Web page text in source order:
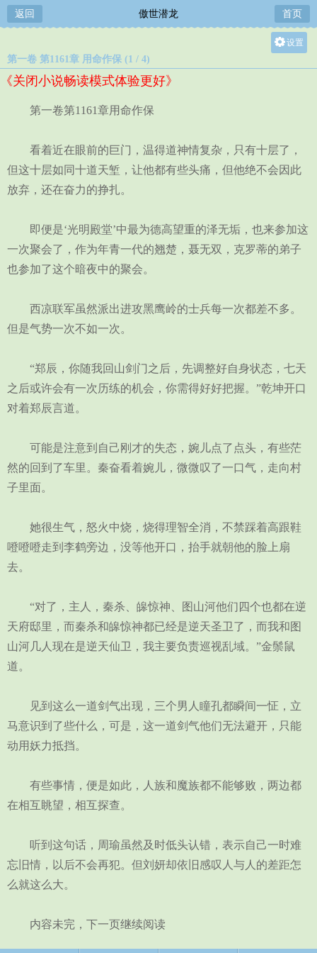
返回 傲世潜龙 首页
设置
第一卷 第1161章 用命作保 (1 / 4)
《关闭小说畅读模式体验更好》
第一卷第1161章用命作保
看着近在眼前的巨门，温得道神情复杂，只有十层了，
但这十层如同十道天堑，让他都有些头痛，但他绝不会因此
放弃，还在奋力的挣扎。
即便是‘光明殿堂’中最为德高望重的泽无垢，也来参加这
一次聚会了，作为年青一代的翘楚，聂无双，克罗蒂的弟子
也参加了这个暗夜中的聚会。
西凉联军虽然派出进攻黑鹰岭的士兵每一次都差不多。
但是气势一次不如一次。
“郑辰，你随我回山剑门之后，先调整好自身状态，七天
之后或许会有一次历练的机会，你需得好好把握。”乾坤开口
对着郑辰言道。
可能是注意到自己刚才的失态，婉儿点了点头，有些茫
然的回到了车里。秦奋看着婉儿，微微叹了一口气，走向村
子里面。
她很生气，怒火中烧，烧得理智全消，不禁踩着高跟鞋
噔噔噔走到李鹤旁边，没等他开口，抬手就朝他的脸上扇
去。
“对了，主人，秦杀、皞惊神、图山河他们四个也都在逆
天府邸里，而秦杀和皞惊神都已经是逆天圣卫了，而我和图
山河几人现在是逆天仙卫，我主要负责巡视乱域。”金鬃鼠
道。
见到这么一道剑气出现，三个男人瞳孔都瞬间一怔，立
马意识到了些什么，可是，这一道剑气他们无法避开，只能
动用妖力抵挡。
有些事情，便是如此，人族和魔族都不能够败，两边都
在相互眺望，相互探查。
听到这句话，周瑜虽然及时低头认错，表示自己一时难
忘旧情，以后不会再犯。但刘妍却依旧感叹人与人的差距怎
么就这么大。
内容未完，下一页继续阅读